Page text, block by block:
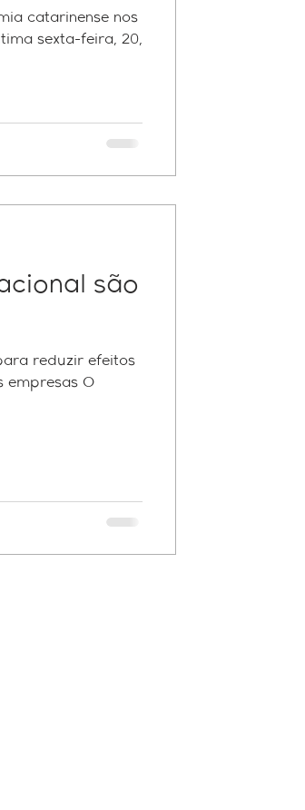
catarinense nos
sexta-feira, 20,
são
reduzir efeitos
empresas O